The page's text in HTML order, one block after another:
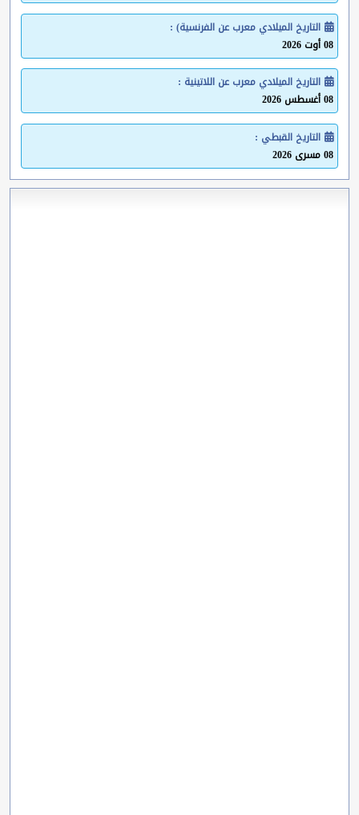
التاريخ الميلادي معرب عن الفرنسية) :
08 أوت 2026
التاريخ الميلادي معرب عن اللاتينية :
08 أغسطس 2026
التاريخ القبطي :
08 مسرى 2026